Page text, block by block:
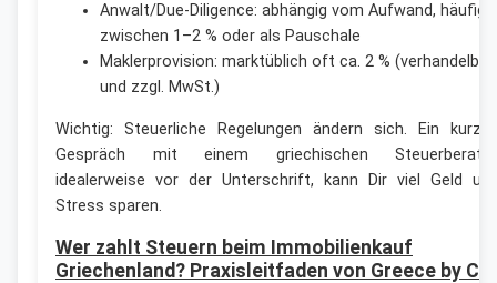
Anwalt/Due-Diligence: abhängig vom Aufwand, häufig
zwischen 1–2 % oder als Pauschale
Maklerprovision: marktüblich oft ca. 2 % (verhandelbar
und zzgl. MwSt.)
Wichtig: Steuerliche Regelungen ändern sich. Ein
Gespräch mit einem griechischen
idealerweise vor der Unterschrift, kann Dir viel Geld
Stress sparen.
Wer zahlt Steuern beim Immobilienkauf
Griechenland? Praxisleitfaden von Greece by